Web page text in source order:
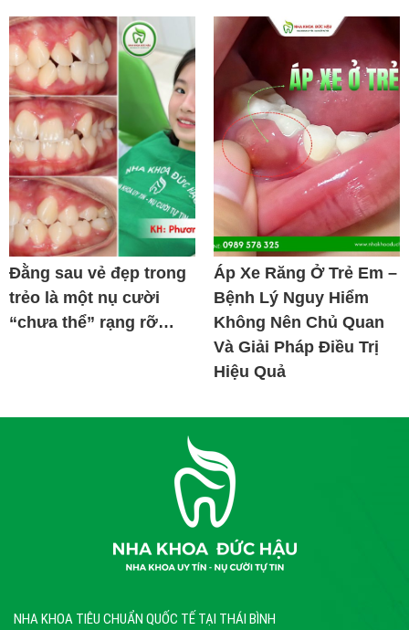
Đằng sau vẻ đẹp trong
trẻo là một nụ cười
“chưa thể” rạng rỡ…
Áp Xe Răng Ở Trẻ Em –
Bệnh Lý Nguy Hiểm
Không Nên Chủ Quan
Và Giải Pháp Điều Trị
Hiệu Quả
NHA KHOA TIÊU CHUẨN QUỐC TẾ TẠI THÁI BÌNH